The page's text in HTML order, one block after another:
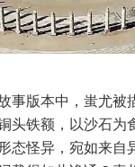
事版本中，蚩尤被
头铁额，以沙石为
态怪异，宛如来自